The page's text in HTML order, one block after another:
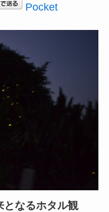
Pocket
となるホタル観